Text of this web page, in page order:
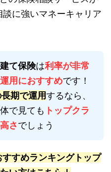
に強いマネーキャリア
て保険は利率が非常
用におすすめです！
期で運用するなら、
で見ても トップクラ
さでしょう
すめランキングトップ